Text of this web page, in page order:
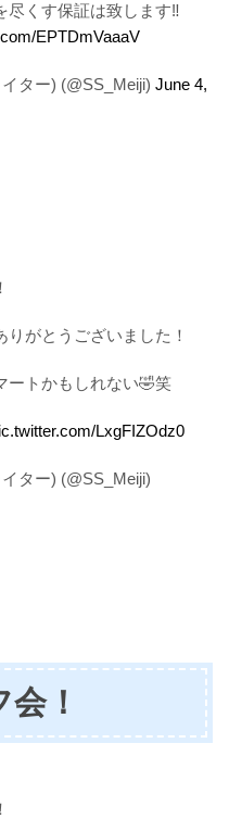
尽くす保証は致します‼︎
EPTDmVaaaV
ター) (@SS_Meiji) June 4,
がとうございました！
ートかもしれない🤣笑
LxgFIZOdz0
ター) (@SS_Meiji)
！